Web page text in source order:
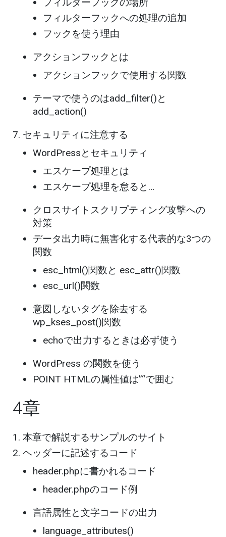
フィルターフックへの処理の追加
フックを使う理由
アクションフックとは
アクションフックで使用する関数
テーマで使うのはadd_filter()と
add_action()
セキュリティに注意する
WordPressとセキュリティ
エスケープ処理とは
エスケープ処理を怠ると…
クロスサイトスクリプティング攻撃への
対策
データ出力時に無害化する代表的な3つの
関数
esc_html()関数と esc_attr()関数
esc_url()関数
意図しないタグを除去する
wp_kses_post()関数
echoで出力するときは必ず使う
WordPress の関数を使う
POINT HTMLの属性値は”“で囲む
4章
本章で解説するサンプルのサイト
ヘッダーに記述するコード
header.phpに書かれるコード
header.phpのコード例
言語属性と文字コードの出力
language_attributes()